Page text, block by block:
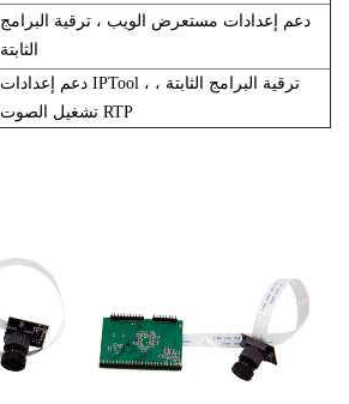
دعم إعدادات مستعرض الويب ، ترقية البرامج
الثابتة
دعم إعدادات IPTool ، ترقية البرامج الثابتة ،
تشغيل الصوت RTP